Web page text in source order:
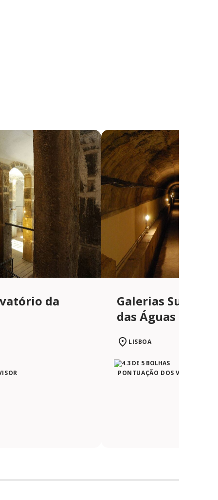
da
Galerias
das Águas Livres
LISBOA
PONTUAÇÃO DOS VIAJANTES